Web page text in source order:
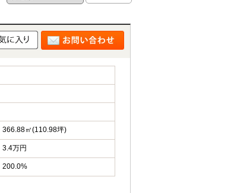
366.88㎡(110.98坪)
3.4万円
200.0%